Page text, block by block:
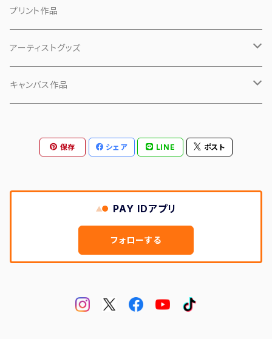
プリント作品
アーティストグッズ
小物
キャンバス作品
PHASE 1
PHASE 2
「シーン」
保存 シェア LINE ポスト
PAY IDアプリ
フォローする